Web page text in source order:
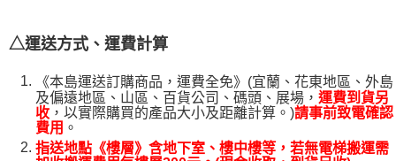
△運送方式、運費計算
《本島運送訂購商品，運費全免》(宜蘭、花東地區、外島
及偏遠地區、山區、百貨公司、碼頭、展場， 運費到貨另
收 ，以實際購買的產品大小及距離計算。)請事前致電確認
費用 。
指送地點《樓層》含地下室、樓中樓等，若無電梯搬運需